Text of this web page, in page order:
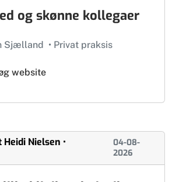
og skønne kollegaer
Sjælland • Privat praksis
website
Nielsen •
04-08-
2026